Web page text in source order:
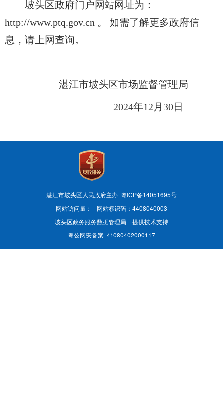
坡头区政府门户网站网址为：
http://www.ptq.gov.cn 。 如需了解更多政府信
息，请上网查询。
湛江市坡头区市场监督管理局
2024年12月30日
湛江市坡头区人民政府主办 粤ICP备14051695号
网站访问量： - 网站标识码：4408040003
坡头区政务服务数据管理局 提供技术支持
粤公网安备案 44080402000117